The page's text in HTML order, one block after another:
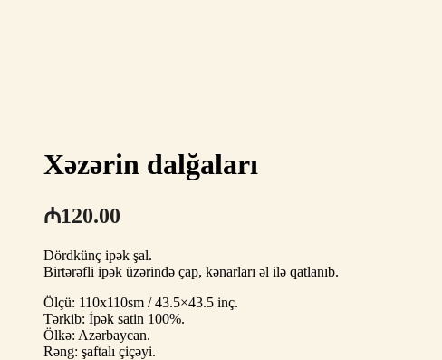
Xəzərin dalğaları
₼120.00
Dördkünç ipək şal.
Birtərəfli ipək üzərində çap, kənarları əl ilə qatlanıb.
Ölçü: 110x110sm / 43.5×43.5 inç.
Tərkib: İpək satin 100%.
Ölkə: Azərbaycan.
Rəng: şaftalı çiçəyi.